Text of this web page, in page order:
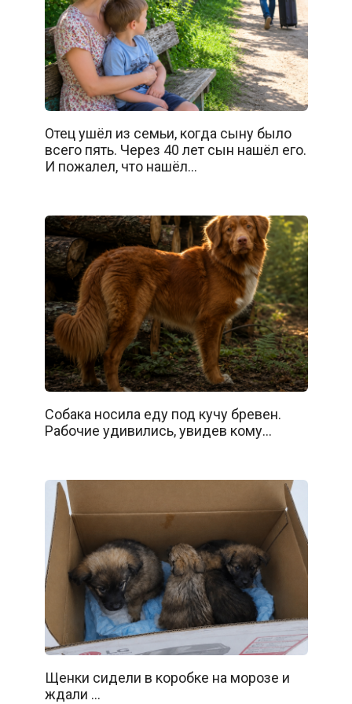
Отец ушёл из семьи, когда сыну было
всего пять. Через 40 лет сын нашёл его.
И пожалел, что нашёл…
Собака носила еду под кучу бревен.
Рабочие удивились, увидев кому…
Щенки сидели в коробке на морозе и
ждали …